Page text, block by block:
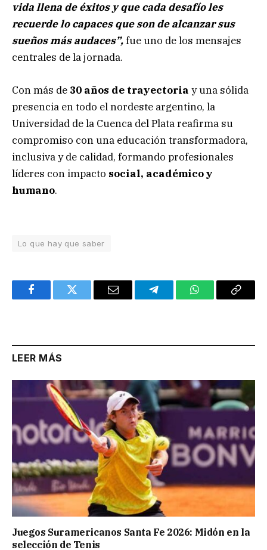
vida llena de éxitos y que cada desafío les
recuerde lo capaces que son de alcanzar sus
sueños más audaces”,fue uno de los mensajes
centrales de la jornada.
Con más de 30 años de trayectoria y una sólida
presencia en todo el nordeste argentino, la
Universidad de la Cuenca del Plata reafirma su
compromiso con una educación transformadora,
inclusiva y de calidad, formando profesionales
líderes con impacto social, académico y
humano.
Lo que hay que saber
FacebookTwitter Email TelegramWhatsAppCopy
LEER MÁS
Juegos Suramericanos Santa Fe 2026: Midón en la
selección de Tenis